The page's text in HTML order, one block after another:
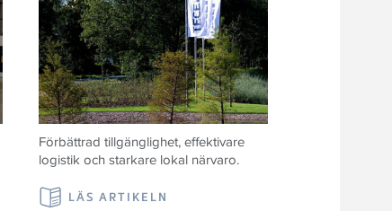
Förbättrad tillgänglighet, effektivare
logistik och starkare lokal närvaro.
LÄS ARTIKELN